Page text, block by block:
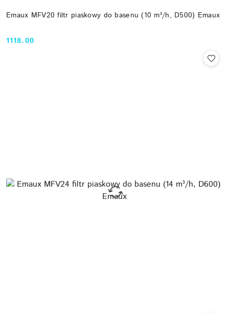
Emaux MFV20 filtr piaskowy do basenu (10 m³/h, D500) Emaux
Cena:
1118.00